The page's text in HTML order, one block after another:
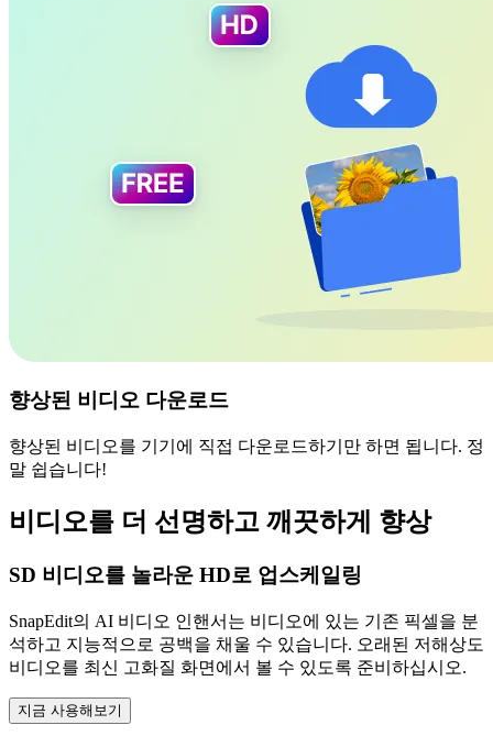
향상된 비디오 다운로드
향상된 비디오를 기기에 직접 다운로드하기만 하면 됩니다. 정
말 쉽습니다!
비디오를 더 선명하고 깨끗하게 향상
SD 비디오를 놀라운 HD로 업스케일링
SnapEdit의 AI 비디오 인핸서는 비디오에 있는 기존 픽셀을 분
석하고 지능적으로 공백을 채울 수 있습니다. 오래된 저해상도
비디오를 최신 고화질 화면에서 볼 수 있도록 준비하십시오.
지금 사용해보기